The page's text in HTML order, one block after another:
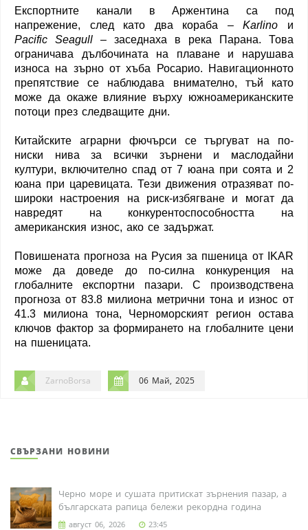
Експортните канали в Аржентина са под
напрежение, след като два кораба –Karlino и
Pacific Seagull – заседнаха в река Парана. Това
ограничава дълбочината на плаване и нарушава
износа на зърно от хъба Росарио. Навигационното
препятствие се наблюдава внимателно, тъй като
може да окаже влияние върху южноамериканските
потоци през следващите дни.
Китайските аграрни фючърси се търгуват на по-
ниски нива за всички зърнени и маслодайни
култури, включително спад от 7 юана при соята и 2
юана при царевицата. Тези движения отразяват по-
широки настроения на риск-избягване и могат да
навредят на конкурентоспособността на
американския износ, ако се задържат.
Повишената прогноза на Русия за пшеница от IKAR
може да доведе до по-силна конкуренция на
глобалните експортни пазари. С производствена
прогноза от 83.8 милиона метрични тона и износ от
41.3 милиона тона, Черноморският регион остава
ключов фактор за формирането на глобалните цени
на пшеницата.
ZarnoBorsa 06 Май, 2025
СВЪРЗАНИ НОВИНИ
Черно море и сушата притискат зърнения пазар, а
българската рапица бележи рекордна година
август 06, 2026 23:45